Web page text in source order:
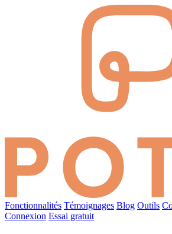
Fonctionnalités Témoignages Blog Outils
Connexion Essai gratuit